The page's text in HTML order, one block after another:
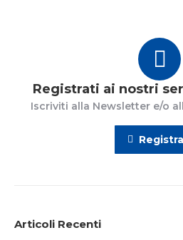
Registrati ai nostri
Iscriviti alla Newsletter e/o
Articoli Recenti